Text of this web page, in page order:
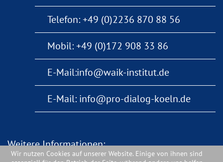
Telefon:+49 (0)2236 870 88 56
Mobil:+49 (0)172 908 33 86
E-Mail:info@waik-institut.de
E-Mail: info@pro-dialog-koeln.de
Weitere Informationen:
Wir nutzen Cookies auf unserer Website. Einige von ihnen sind